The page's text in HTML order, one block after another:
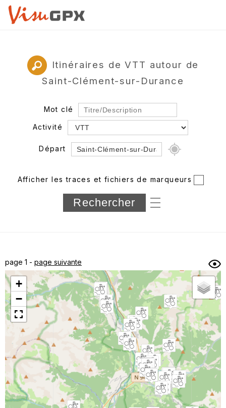
Itinéraires de VTT autour de
Saint-Clément-sur-Durance
Mot clé
Activité
Départ
Département
Longueur min/max
sous-dossiers
Trier par
Horodatage Photos
Afficher les traces et fichiers de marqueurs
page 1 - page suivante
+
−